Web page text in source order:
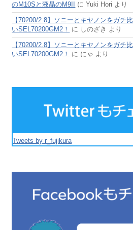
のM10Sと液晶のM9II
にYuki Hori より
【70200/2.8】ソニーとキヤノンをガチ
いSEL70200GM2！
に しのざき より
【70200/2.8】ソニーとキヤノンをガチ
いSEL70200GM2！
に にゃ より
Tweets by r_fujikura